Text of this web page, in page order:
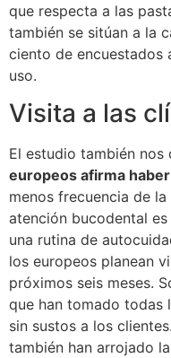
que respecta a las
también se sitúan a la
ciento de encuestados
uso.
Visita a las
El estudio también nos
europeos afirma
menos frecuencia de
atención bucodental
una rutina de
los europeos planean
próximos seis meses.
que han tomado todas
sin sustos a los
también han arrojado